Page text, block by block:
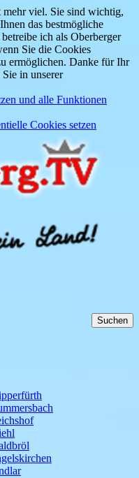
viel. Sie sind wichtig,
das bestmögliche
ich als Oberberger
Sie die Cookies
ermöglichen. Danke für Ihr
in unserer
und alle Funktionen
Cookies setzen